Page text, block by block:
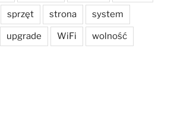
sprzęt strona system
upgrade WiFi wolność